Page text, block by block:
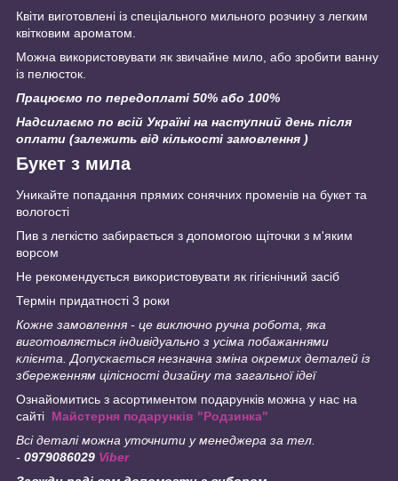
Квіти виготовлені із спеціального мильного розчину з легким
квітковим ароматом.
Можна використовувати як звичайне мило, або зробити ванну
із пелюсток.
Працюємо по передоплаті 50% або 100%
Надсилаємо по всій Україні на наступний день після
оплати (залежить від кількості замовлення )
Букет з мила
Уникайте попадання прямих сонячних променів на букет та
вологості
Пив з легкістю забирається з допомогою щіточки з м'яким
ворсом
Не рекомендується використовувати як гігієнічний засіб
Термін придатності 3 роки
Кожне замовлення - це виключно ручна робота, яка
виготовляється індивідуально з усіма побажаннями
клієнта. Допускається незначна зміна окремих деталей із
збереженням цілісності дизайну та загальної ідеї
Ознайомитись з асортиментом подарунків можна у нас на
сайті Майстерня подарунків "Родзинка"
Всі деталі можна уточнити у менеджера за тел.
- 0979086029 Viber